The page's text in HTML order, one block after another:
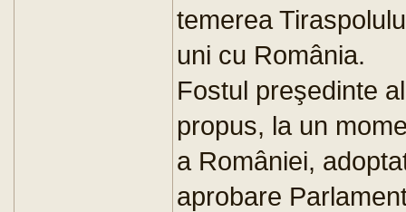
temerea
uni cu România.
Fostul preşedinte
propus, la un
a României,
aprobare